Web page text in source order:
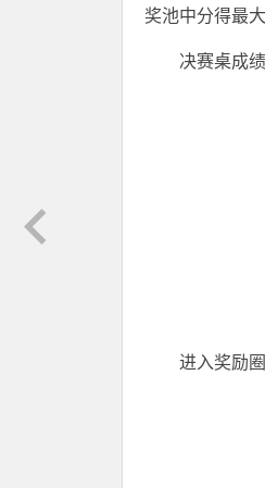
奖池中分得最
决赛桌成绩
进入奖励